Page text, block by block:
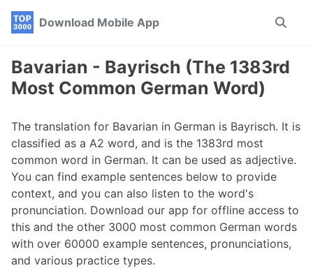
Skip
navigation
Skip
Skip
Download Mobile App
Toggle
Bavarian - Bayrisch (The 1383rd
Most Common German Word)
The translation for Bavarian in German is Bayrisch. It is
classified as a A2 word, and is the 1383rd most
common word in German. It can be used as adjective.
You can find example sentences below to provide
context, and you can also listen to the word's
pronunciation. Download our app for offline access to
this and the other 3000 most common German words
with over 60000 example sentences, pronunciations,
and various practice types.